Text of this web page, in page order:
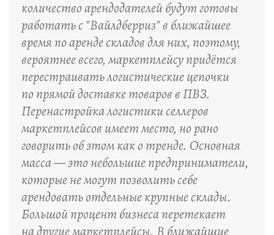
количество арендодателей будут готовы
работать с "Вайлдберриз" в ближайшее
время по аренде складов для них, поэтому,
вероятнее всего, маркетплейсу придётся
перестраивать логистические цепочки
по прямой доставке товаров в ПВЗ.
Перенастройка логистики селлеров
маркетплейсов имеет место, но рано
говорить об этом как о тренде. Основная
масса — это небольшие предприниматели,
которые не могут позволить себе
арендовать отдельные крупные склады.
Большой процент бизнеса перетекает
на другие маркетплейсы. В ближайшие